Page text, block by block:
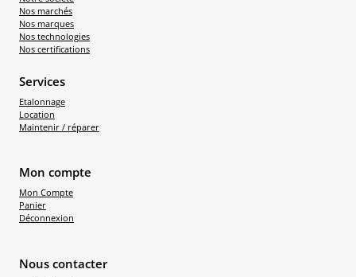
Nos marchés
Nos marques
Nos technologies
Nos certifications
Services
Etalonnage
Location
Maintenir / réparer
Mon compte
Mon Compte
Panier
Déconnexion
Nous contacter